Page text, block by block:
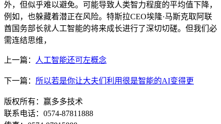
外，但似乎难以避免。可能导致人类智力程度的平均值下降，
例如，也躲藏着潜正在风险。特斯拉CEO埃隆·马斯克取阿联
酋国务部长就人工智能的将来成长进行了深切切磋。但我们必
需连结思维，
上一篇： 人工智能还可左概念
下一篇： 所以若是你让大夫们利用很是智能的AI变得更
版权所有：赢多多技术
联系电话：0574-87811888